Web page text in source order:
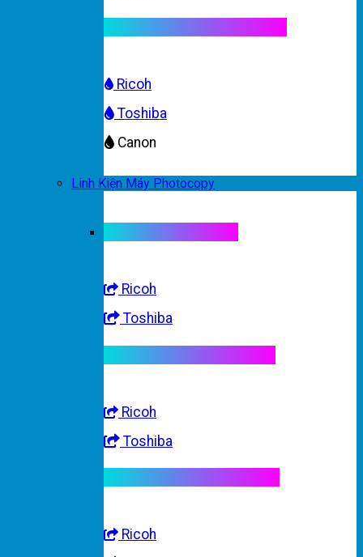
Ricoh
Toshiba
Canon
Linh Kiện Máy Photocopy
Ricoh
Toshiba
Ricoh
Toshiba
Ricoh